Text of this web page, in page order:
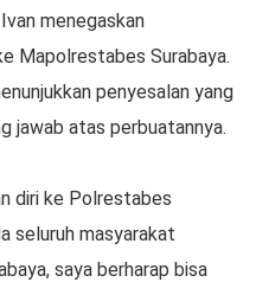
menegaskan
Mapolrestabes Surabaya.
penyesalan yang
jawab atas perbuatannya.
diri ke Polrestabes
seluruh masyarakat
saya berharap bisa